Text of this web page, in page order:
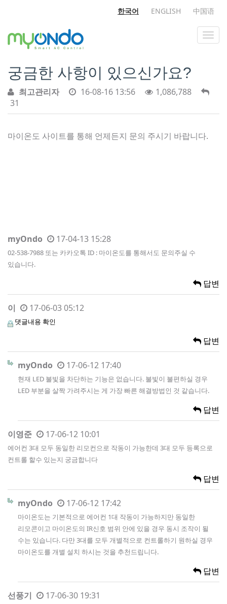
한국어 ENGLISH 中国语
궁금한 사항이 있으신가요?
최고관리자 16-08-16 13:56
1,086,788
31
마이온도 사이트를 통해 언제든지 문의 주시기 바랍니다.
myOndo 17-04-13 15:28
02-538-7988 또는 카카오톡 ID : 마이온도를 통해서도 문의주실 수
있습니다.
답변
이 17-06-03 05:12
댓글내용 확인
답변
myOndo 17-06-12 17:40
현재 LED 불빛을 차단하는 기능은 없습니다. 불빛이 불편하실 경우
LED 부분을 살짝 가려주시는 게 가장 빠른 해결방법인 것 같습니다.
답변
이영준 17-06-12 10:01
에어컨 3대 모두 동일한 리모컨으로 작동이 가능한데 3대 모두 등록으로
컨트롤 할수 있는지 궁금합니다
답변
myOndo 17-06-12 17:42
마이온도는 기본적으로 에어컨 1대 작동이 가능하지만 동일한
리모콘이고 마이온도의 IR신호 범위 안에 있을 경우 동시 조작이 될
수는 있습니다. 다만 3대를 모두 개별적으로 컨트롤하기 원하실 경우
마이온도를 개별 설치 하시는 것을 추천드립니다.
답변
선풍기 17-06-30 19:31